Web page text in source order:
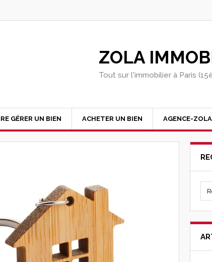
ZOLA
Tout sur l'immobilier à Paris
GÉRER UN BIEN ACHETER UN BIEN AGENCE-